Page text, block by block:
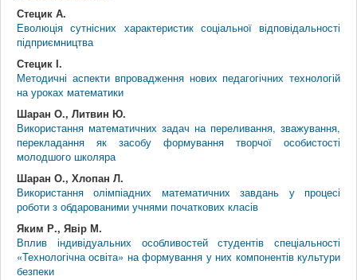
Стецик А.
Еволюція сутнісних характеристик соціальної відповідальності
підприємництва
Стецик І.
Методичні аспекти впровадження нових педагогічних технологій
на уроках математики
Шаран О., Литвин Ю.
Використання математичних задач на переливання, зважування,
перекладання як засобу формування творчої особистості
молодшого школяра
Шаран О., Хлопан Л.
Використання олімпіадних математичних завдань у процесі
роботи з обдарованими учнями початкових класів
Яким Р., Явір М.
Вплив індивідуальних особливостей студентів спеціальності
«Технологічна освіта» на формування у них компонентів культури
безпеки